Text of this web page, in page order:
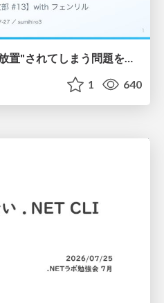
1 640